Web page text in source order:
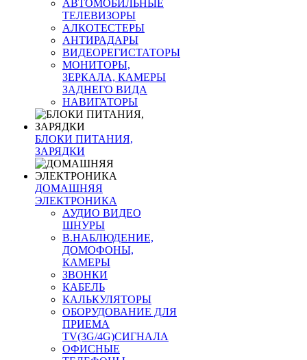
АВТОМОБИЛЬНЫЕ
ТЕЛЕВИЗОРЫ
АЛКОТЕСТЕРЫ
АНТИРАДАРЫ
ВИДЕОРЕГИСТАТОРЫ
МОНИТОРЫ,
ЗЕРКАЛА, КАМЕРЫ
ЗАДНЕГО ВИДА
НАВИГАТОРЫ
БЛОКИ ПИТАНИЯ,
ЗАРЯДКИ
ДОМАШНЯЯ
ЭЛЕКТРОНИКА
АУДИО ВИДЕО
ШНУРЫ
В.НАБЛЮДЕНИЕ,
ДОМОФОНЫ,
КАМЕРЫ
ЗВОНКИ
КАБЕЛЬ
КАЛЬКУЛЯТОРЫ
ОБОРУДОВАНИЕ ДЛЯ
ПРИЕМА
TV(3G/4G)СИГНАЛА
ОФИСНЫЕ